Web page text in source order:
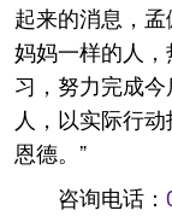
起来的消息，
妈妈一样的人
习，努力完成
人，以实际行
恩德。”
咨询电话：